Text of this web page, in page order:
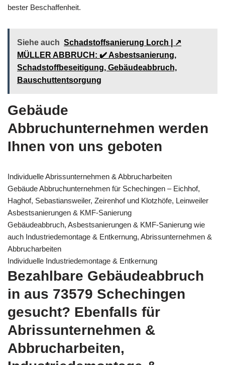
bester Beschaffenheit.
Siehe auch Schadstoffsanierung Lorch | ↗️
MÜLLER ABBRUCH: ✔️ Asbestsanierung,
Schadstoffbeseitigung, Gebäudeabbruch,
Bauschuttentsorgung
Gebäude
Abbruchunternehmen werden
Ihnen von uns geboten
Individuelle Abrissunternehmen & Abbrucharbeiten
Gebäude Abbruchunternehmen für Schechingen – Eichhof,
Haghof, Sebastiansweiler, Zeirenhof und Klotzhöfe, Leinweiler
Asbestsanierungen & KMF-Sanierung
Gebäudeabbruch, Asbestsanierungen & KMF-Sanierung wie
auch Industriedemontage & Entkernung, Abrissunternehmen &
Abbrucharbeiten
Individuelle Industriedemontage & Entkernung
Bezahlbare Gebäudeabbruch
in aus 73579 Schechingen
gesucht? Ebenfalls für
Abrissunternehmen &
Abbrucharbeiten,